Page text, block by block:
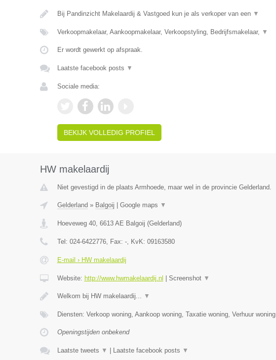
Bij Pandinzicht Makelaardij & Vastgoed kun je als verkoper van een ▼
Verkoopmakelaar, Aankoopmakelaar, Verkoopstyling, Bedrijfsmakelaar, ▼
Er wordt gewerkt op afspraak.
Laatste facebook posts ▼
Sociale media:
BEKIJK VOLLEDIG PROFIEL
HW makelaardij
Niet gevestigd in de plaats Armhoede, maar wel in de provincie Gelderland.
Gelderland » Balgoij Google maps ▼
Hoeveweg 40, 6613 AE Balgoij (Gelderland)
Tel: 024-6422776, Fax: -, KvK: 09163580
E-mail › HW makelaardij
Website: http://www.hwmakelaardij.nl Screenshot ▼
Welkom bij HW makelaardij... ▼
Diensten: Verkoop woning, Aankoop woning, Taxatie woning, Verhuur woning
Openingstijden onbekend
Laatste tweets ▼ Laatste facebook posts ▼